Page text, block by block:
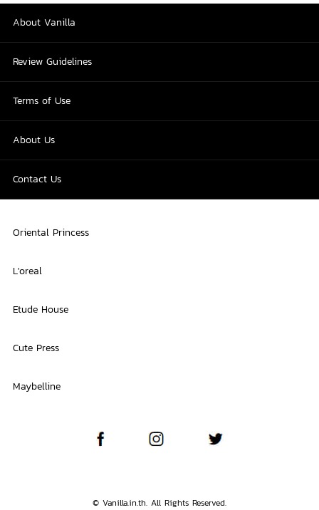
About Vanilla
Review Guidelines
Terms of Use
About Us
Contact Us
Oriental Princess
L'oreal
Etude House
Cute Press
Maybelline
© Vanilla.in.th. All Rights Reserved.